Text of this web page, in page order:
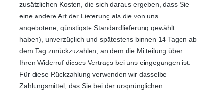
zusätzlichen Kosten, die sich daraus ergeben, dass Sie
eine andere Art der Lieferung als die von uns
angebotene, günstigste Standardlieferung gewählt
haben), unverzüglich und spätestens binnen 14 Tagen ab
dem Tag zurückzuzahlen, an dem die Mitteilung über
Ihren Widerruf dieses Vertrags bei uns eingegangen ist.
Für diese Rückzahlung verwenden wir dasselbe
Zahlungsmittel, das Sie bei der ursprünglichen